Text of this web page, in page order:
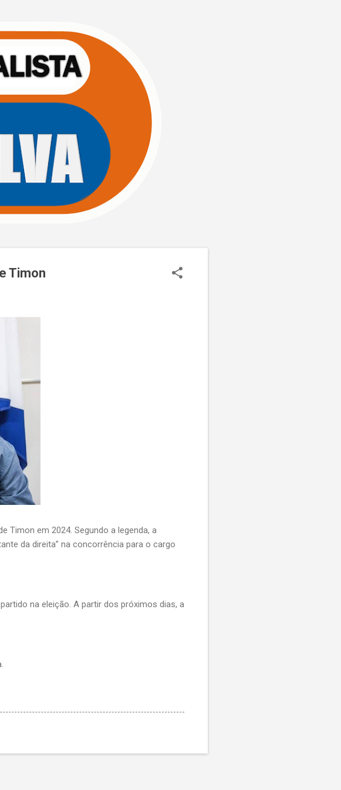
Timon
Timon em 2024. Segundo a legenda, a
da direita” na concorrência para o cargo
na eleição. A partir dos próximos dias, a